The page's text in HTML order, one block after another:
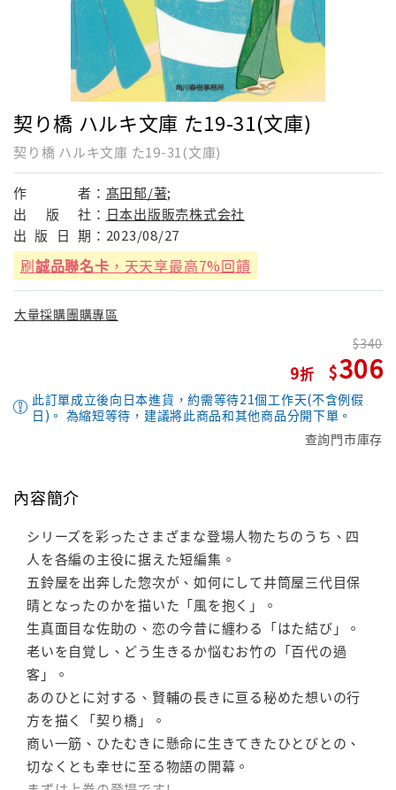
契り橋 ハルキ文庫 た19-31(文庫)
契り橋 ハルキ文庫 た19-31(文庫)
作 者： 髙田郁/著;
出
版 社： 日本出版販売株式会社
出 版 日 期： 2023/08/27
刷誠品聯名卡 ，天天享最高7%回饋
大量採購團購專區
9
340
306
此訂單成立後向日本進貨，約需等待21個工作天(不含例假
日)。 為縮短等待，建議將此商品和其他商品分開下單。
查詢門市庫存
內容簡介
シリーズを彩ったさまざまな登場人物たちのうち、四
人を各編の主役に据えた短編集。
五鈴屋を出奔した惣次が、如何にして井筒屋三代目保
晴となったのかを描いた「風を抱く」。
生真面目な佐助の、恋の今昔に纏わる「はた結び」。
老いを自覚し、どう生きるか悩むお竹の「百代の過
客」。
あのひとに対する、賢輔の長きに亘る秘めた想いの行
方を描く「契り橋」。
商い一筋、ひたむきに懸命に生きてきたひとびとの、
切なくとも幸せに至る物語の開幕。